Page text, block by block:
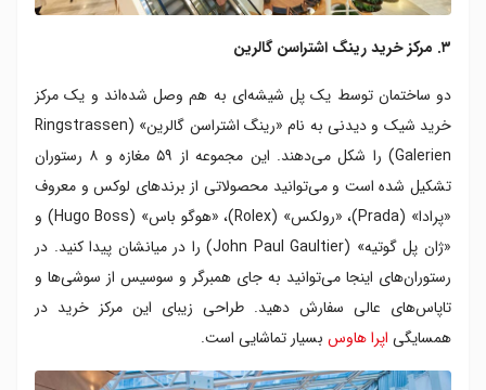
۳. مرکز خرید رینگ اشتراسن گالرین
دو ساختمان توسط یک پل شیشه‌ای به هم وصل شده‌اند و یک مرکز
خرید شیک و دیدنی به نام «رینگ اشتراسن گالرین» (Ringstrassen
Galerien) را شکل می‌دهند. این مجموعه از ۵۹ مغازه و ۸ رستوران
تشکیل شده است و می‌توانید محصولاتی از برندهای لوکس و معروف
«پرادا» (Prada)، «رولکس» (Rolex)، «هوگو باس» (Hugo Boss) و
«ژان پل گوتیه» (John Paul Gaultier) را در میانشان پیدا کنید. در
رستوران‌های اینجا می‌توانید به جای همبرگر و سوسیس از سوشی‌ها و
تاپاس‌های عالی سفارش دهید. طراحی زیبای این مرکز خرید در
همسایگی اپرا هاوس بسیار تماشایی است.